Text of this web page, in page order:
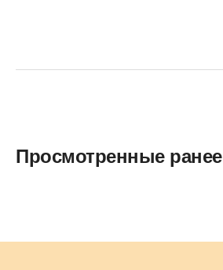
Просмотренные ранее